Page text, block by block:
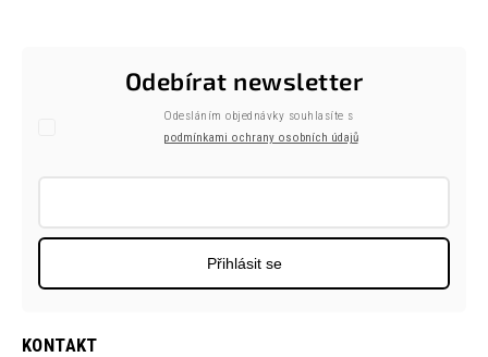
KONTAKT
Odebírat newsletter
Odesláním objednávky souhlasíte s
podmínkami ochrany osobních údajů
Přihlásit se